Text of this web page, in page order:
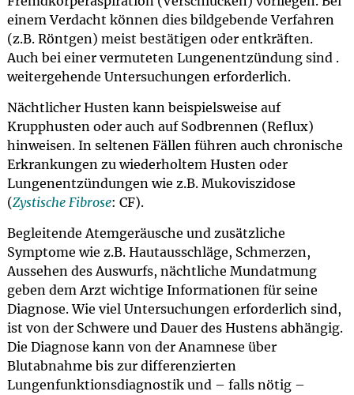
einem Verdacht können dies bildgebende Verfahren
(z.B. Röntgen) meist bestätigen oder entkräften.
Auch bei einer vermuteten Lungenentzündung sind .
weitergehende Untersuchungen erforderlich.
Nächtlicher Husten kann beispielsweise auf
Krupphusten oder auch auf Sodbrennen (Reflux)
hinweisen. In seltenen Fällen führen auch chronische
Erkrankungen zu wiederholtem Husten oder
Lungenentzündungen wie z.B. Mukoviszidose
(Zystische Fibrose: CF).
Begleitende Atemgeräusche und zusätzliche
Symptome wie z.B. Hautausschläge, Schmerzen,
Aussehen des Auswurfs, nächtliche Mundatmung
geben dem Arzt wichtige Informationen für seine
Diagnose. Wie viel Untersuchungen erforderlich sind,
ist von der Schwere und Dauer des Hustens abhängig.
Die Diagnose kann von der Anamnese über
Blutabnahme bis zur differenzierten
Lungenfunktionsdiagnostik und – falls nötig –